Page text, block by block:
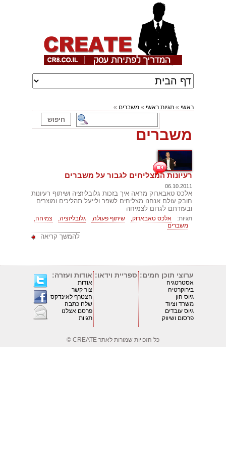
ראשי » תגיות ראשי » משברים »
משברים
רעיונות המצליחים לגבור על משברים
06.10.2011
אלכס טאבארוק מראה איך בזכות גלובליזציה ושיתוף רעיונות
חובק עולם אנחנו מצליחים לשפר ולייעל תהליכים ומוצרים
ובעזרתם לגרום לצמיחה
תגיות: אלכס טאבארוק, שיתוף פעולה, גלובליזציה,
צמיחה,
משברים
להמשך קריאה
ערוצי תוכן חמים:
אסטרטגיה
בירוקרטיה
גיוס הון
משרד וציוד
גיוס עובדים
פרסום ושיווק
ספריית וידאו: אודות ועזרה:
אודות
צור קשר
הצטרף לאינדקס
שלח כתבה
פרסם אצלנו
תגיות
כל הזכויות שמורות לאתר CREATE ©